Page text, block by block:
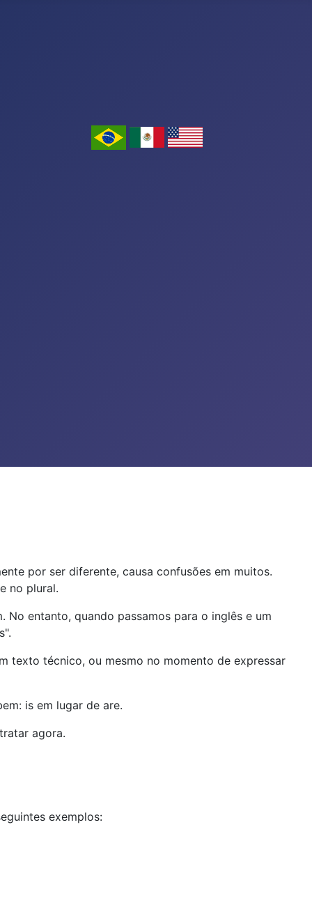
por ser diferente, causa confusões em muitos.
no plural.
entanto, quando passamos para o inglês e um
texto técnico, ou mesmo no momento de expressar
is em lugar de are.
agora.
exemplos: